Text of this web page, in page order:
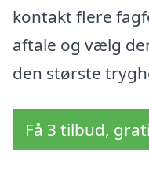
kontakt flere
aftale og vælg
den største
Få 3 tilbud,